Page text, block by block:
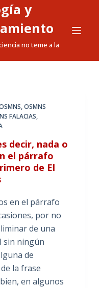
y
no teme a la
,OSMNS
FALACIAS,
decir, nada o
el párrafo
de El
párrafo
por no
de una
sin ningún
de
la frase
en algunos